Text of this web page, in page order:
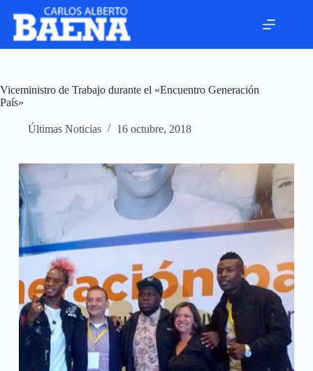
Viceministro de Trabajo durante el «Encuentro Generación
País»
Últimas Noticias 16 octubre, 2018